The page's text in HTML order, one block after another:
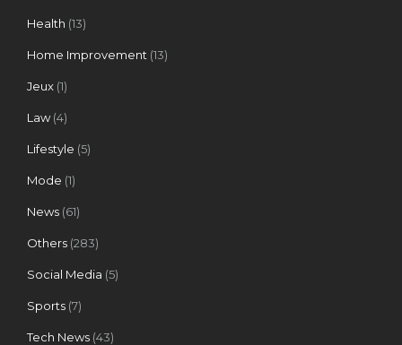
Health (13)
Home Improvement (13)
Jeux (1)
Law(4)
Lifestyle (5)
Mode (1)
News (61)
Others (283)
Social Media (5)
Sports (7)
Tech News (43)